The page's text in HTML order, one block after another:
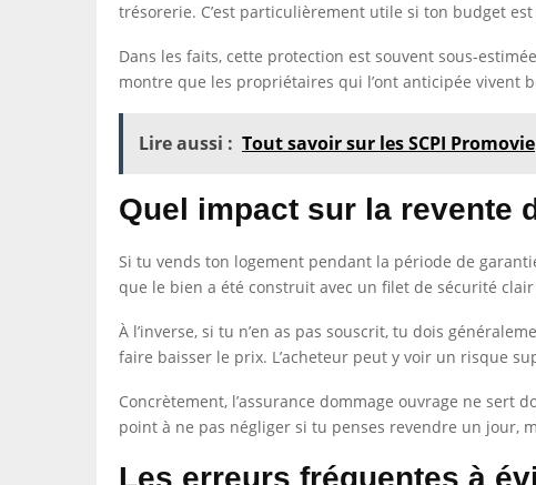
trésorerie. C’est particulièrement utile si ton budget
Dans les faits, cette protection est souvent sous-
montre que les propriétaires qui l’ont anticipée vivent
Lire aussi : Tout savoir sur les SCPI Promovie
Quel impact sur la revente
Si tu vends ton logement pendant la période de
que le bien a été construit avec un filet de sécurité
À l’inverse, si tu n’en as pas souscrit, tu dois
faire baisser le prix. L’acheteur peut y voir un risque
Concrètement, l’assurance dommage ouvrage ne
point à ne pas négliger si tu penses revendre un jour,
Les erreurs fréquentes à